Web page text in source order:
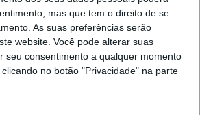
mas que tem o direito de se
As suas preferências serão
website. Você pode alterar suas
seu consentimento a qualquer momento
no botão "Privacidade" na parte
da
2025